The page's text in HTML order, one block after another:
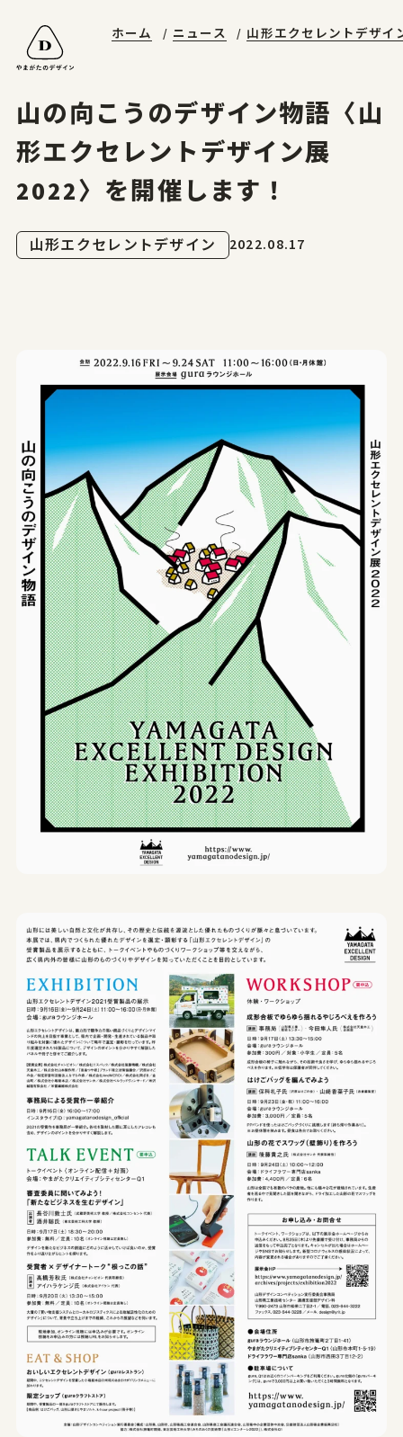
山形エクセレントデザイン
受賞ギャラリー
お問合せ
ホーム
山形エクセレントデザイン
山形エクセレントデザイン募集要項
受賞ギャラリー
やまがたデザ縁
やまがたデザ縁
山形デザイナーリスト
マッチング事例
やまがた&Ｄプロジェクト
やまがた&Ｄプロジェクト
デザイン支援事例
レポート
新着情報
お問合せ
山形県工業技術センター
〒990-2473山形市松栄2-2-1
tel.023-644-3222
© 2026 Yamagata Research Institute Of Technology.
ホーム ニュース 山形エクセレントデザイ
山の向こうのデザイン物語〈山
形エクセレントデザイン展
2022〉を開催します！
山形エクセレントデザイン 2022.08.17